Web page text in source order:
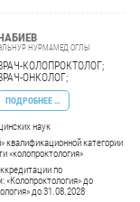
НУРМАМЕД ОГЛЫ
КОЛОПРОКТОЛОГ;
ОНКОЛОГ;
ПОДРОБНЕЕ …
наук
квалификационной категории
«колопроктология»
по
«Колопроктология» до
до 31.08.2028